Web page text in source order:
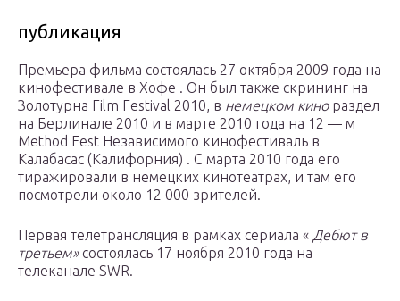
публикация
Премьера фильма состоялась 27 октября 2009 года на
кинофестивале в Хофе . Он был также скрининг на
Золотурна Film Festival 2010, в немецком кинораздел
на Берлинале 2010 и в марте 2010 года на 12 — м
Method Fest Независимого кинофестиваль в
Калабасас (Калифорния) . С марта 2010 года его
тиражировали в немецких кинотеатрах, и там его
посмотрели около 12 000 зрителей.
Первая телетрансляция в рамках сериала « Дебют в
третьем»состоялась 17 ноября 2010 года на
телеканале SWR.